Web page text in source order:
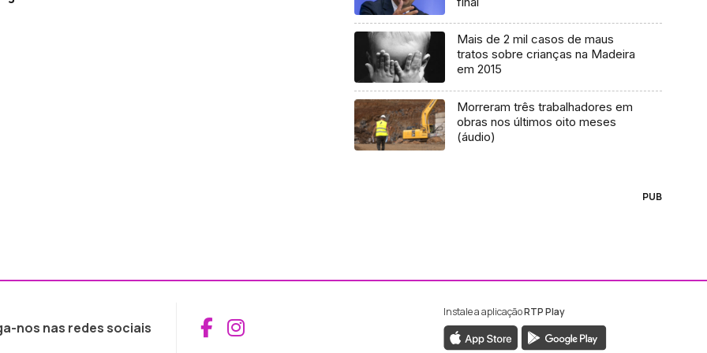
Mais de 2 mil casos de maus
tratos sobre crianças na Madeira
em 2015
Morreram três trabalhadores em
obras nos últimos oito meses
(áudio)
PUB
nos nas redes sociais Aceder ao Facebook da RTP Madeira
Aceder ao Instagram da RTP Madeira
Instale a aplicaçãoRTP Play